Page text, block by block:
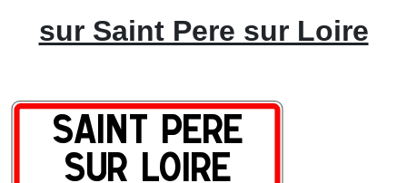
sur Saint Pere sur Loire